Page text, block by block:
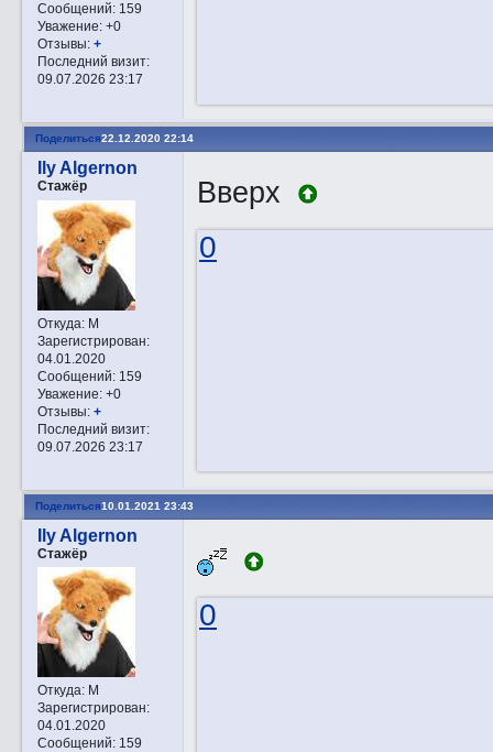
Сообщений:159
Уважение: +0
Отзывы: +
Последний визит:
09.07.2026 23:17
Поделиться22.12.2020 22:14
Ily Algernon
Стажёр
Откуда:М
Зарегистрирован:
04.01.2020
Сообщений:159
Уважение: +0
Отзывы: +
Последний визит:
09.07.2026 23:17
Вверх
0
Поделиться10.01.2021 23:43
Ily Algernon
Стажёр
Откуда:М
Зарегистрирован:
04.01.2020
Сообщений:159
0